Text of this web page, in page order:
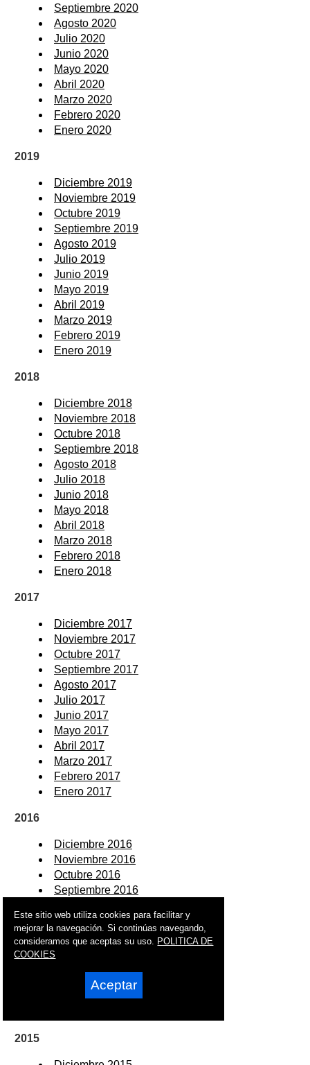
Septiembre 2020
Agosto 2020
Julio 2020
Junio 2020
Mayo 2020
Abril 2020
Marzo 2020
Febrero 2020
Enero 2020
2019
Diciembre 2019
Noviembre 2019
Octubre 2019
Septiembre 2019
Agosto 2019
Julio 2019
Junio 2019
Mayo 2019
Abril 2019
Marzo 2019
Febrero 2019
Enero 2019
2018
Diciembre 2018
Noviembre 2018
Octubre 2018
Septiembre 2018
Agosto 2018
Julio 2018
Junio 2018
Mayo 2018
Abril 2018
Marzo 2018
Febrero 2018
Enero 2018
2017
Diciembre 2017
Noviembre 2017
Octubre 2017
Septiembre 2017
Agosto 2017
Julio 2017
Junio 2017
Mayo 2017
Abril 2017
Marzo 2017
Febrero 2017
Enero 2017
2016
Diciembre 2016
Noviembre 2016
Octubre 2016
Septiembre 2016
Julio 2016
Junio 2016
Mayo 2016
Marzo 2016
Febrero 2016
2015
Este sitio web utiliza cookies para facilitar y
mejorar la navegación. Si continúas navegando,
consideramos que aceptas su uso. POLITICA DE
COOKIES
Aceptar